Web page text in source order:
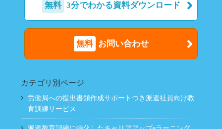
無料 3分でわかる資料ダウンロード
無料 お問い合わせ
カテゴリ別ページ
労働局への提出書類作成サポートつき派遣社員向け教
育訓練サービス